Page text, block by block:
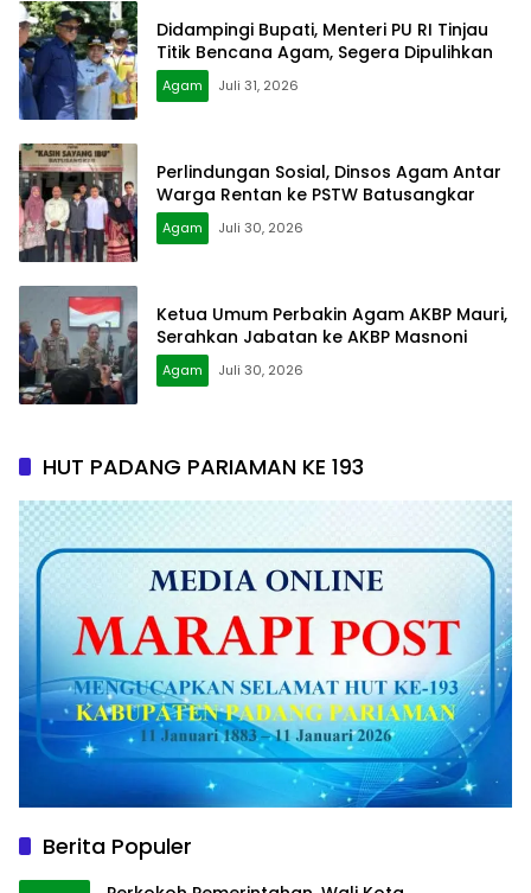
Didampingi Bupati, Menteri PU RI Tinjau
Titik Bencana Agam, Segera Dipulihkan
Agam Juli 31, 2026
Perlindungan Sosial, Dinsos Agam Antar
Warga Rentan ke PSTW Batusangkar
Agam Juli 30, 2026
Ketua Umum Perbakin Agam AKBP Mauri,
Serahkan Jabatan ke AKBP Masnoni
Agam Juli 30, 2026
HUT PADANG PARIAMAN KE 193
Berita Populer